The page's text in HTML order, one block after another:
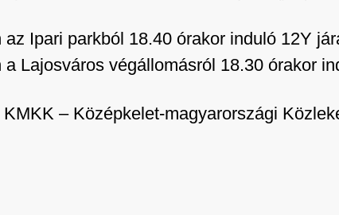
az Ipari parkból 18.40 órakor induló 12Y
a Lajosváros végállomásról 18.30 órakor
KMKK – Középkelet-magyarországi